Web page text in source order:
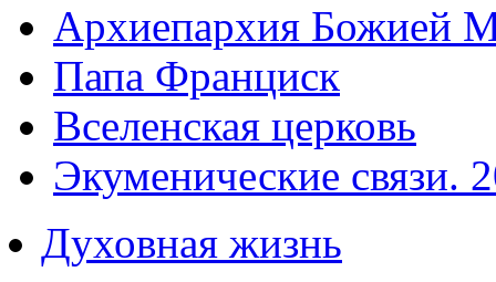
Архиепархия Божией
Папа Франциск
Вселенская церковь
Экуменические связи.
Духовная жизнь